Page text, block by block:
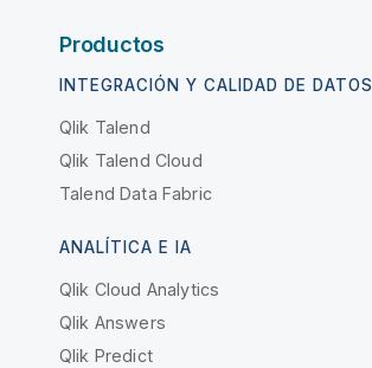
Productos
INTEGRACIÓN Y CALIDAD DE DATOS
Qlik Talend
Qlik Talend Cloud
Talend Data Fabric
ANALÍTICA E IA
Qlik Cloud Analytics
Qlik Answers
Qlik Predict